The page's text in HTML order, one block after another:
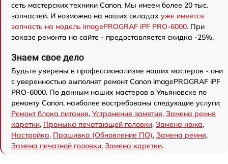
сеть мастерских техники Canon. Мы имеем более 20 тыс.
запчастей. И возможно на наших складах уже имеется
запчасть на модель imagePROGRAF iPF PRO-6000. При
заказе ремонта на сайте - предоставляется скидка -25%.
Знаем свое дело
Будьте уверены в профессионализме наших мастеров - они
с уверенностью выполнят ремонт Canon imagePROGRAF iPF
PRO-6000. По данным наших мастеров в Ульяновске по
ремонту Canon, наиболее востребованы следующие услуги:
Ремонт блока питания, Устранение замятия, Замена ремня
каретки, Промыка печатающей головки, Замена ножа,
Настройка, Прошивка (Обновление ПО), Замена ремня,
Замена печатной головки, Замена каретки.